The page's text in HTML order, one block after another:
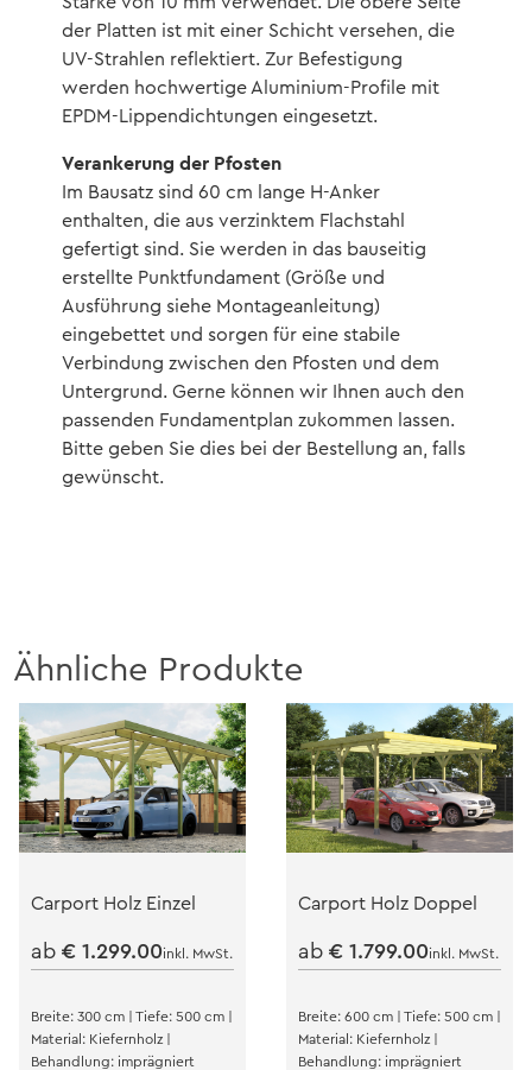
der Platten ist mit einer Schicht versehen, die
UV-Strahlen reflektiert. Zur Befestigung
werden hochwertige Aluminium-Profile mit
EPDM-Lippendichtungen eingesetzt.
Verankerung der Pfosten
Im Bausatz sind 60 cm lange H-Anker
enthalten, die aus verzinktem Flachstahl
gefertigt sind. Sie werden in das bauseitig
erstellte Punktfundament (Größe und
Ausführung siehe Montageanleitung)
eingebettet und sorgen für eine stabile
Verbindung zwischen den Pfosten und dem
Untergrund. Gerne können wir Ihnen auch den
passenden Fundamentplan zukommen lassen.
Bitte geben Sie dies bei der Bestellung an, falls
gewünscht.
Ähnliche Produkte
Carport Holz Einzel
ab€ 1.299.00inkl. MwSt.
Breite: 300 cm | Tiefe: 500 cm |
Material: Kiefernholz |
Behandlung: imprägniert
Carport Holz Doppel
ab € 1.799.00inkl. MwSt.
Breite: 600 cm | Tiefe: 500 cm |
Material: Kiefernholz |
Behandlung: imprägniert